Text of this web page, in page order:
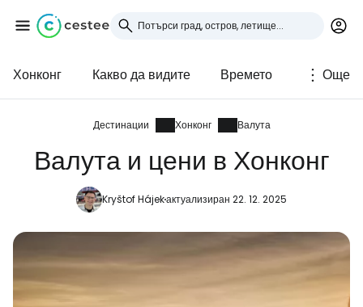
Хонконг Какво да видите Времето Още
Дестинации Хонконг Валута
Валута и цени в Хонконг
Kryštof Hájekактуализиран 22. 12. 2025
Влезте в Cestee
... световната общност на туристите
Продължете с Google
Продължете с Facebook